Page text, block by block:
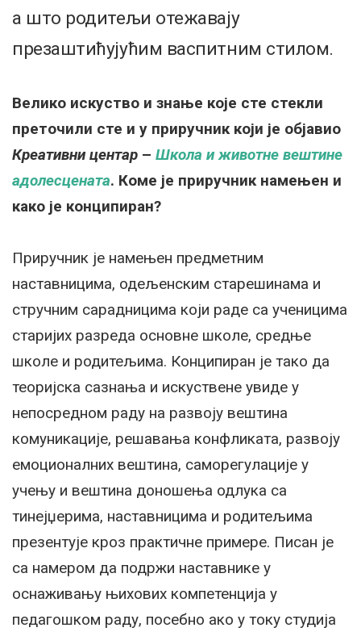
а што родитељи отежавају
презаштићујућим васпитним стилом.
Велико искуство и знање које сте стекли
преточили сте и у приручник који је објавио
Креативни центар – Школа и животне вештине
адолесцената. Коме је приручник намењен и
како је конципиран?
Приручник је намењен предметним
наставницима, одељенским старешинама и
стручним сарадницима који раде са ученицима
старијих разреда основне школе, средње
школе и родитељима. Конципиран је тако да
теоријска сазнања и искуствене увиде у
непосредном раду на развоју вештина
комуникације, решавања конфликата, развоју
емоционалних вештина, саморегулације у
учењу и вештина доношења одлука са
тинејџерима, наставницима и родитељима
презентује кроз практичне примере. Писан је
са намером да подржи наставнике у
оснаживању њихових компетенција у
педагошком раду, посебно ако у току студија